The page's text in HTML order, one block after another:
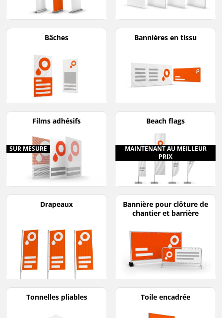
Bâches Bannières en tissu
Films adhésifs
SUR MESURE
Beach flags
MAINTENANT AU MEILLEUR
PRIX
Drapeaux
Bannière pour clôture de
chantier et barrière
Tonnelles pliables Toile encadrée